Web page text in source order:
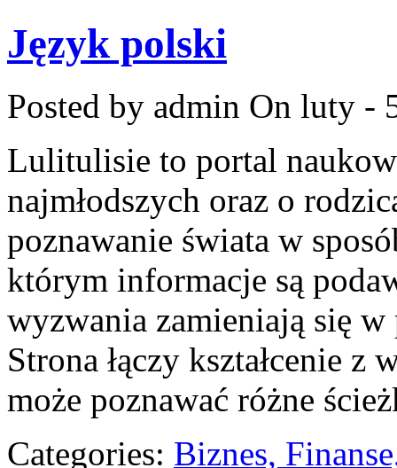
Język polski
Posted by admin On luty -
Lulitulisie to portal
najmłodszych oraz o
poznawanie świata w
którym informacje są
wyzwania zamieniają się
Strona łączy kształcenie
może poznawać różne
Categories: Biznes,